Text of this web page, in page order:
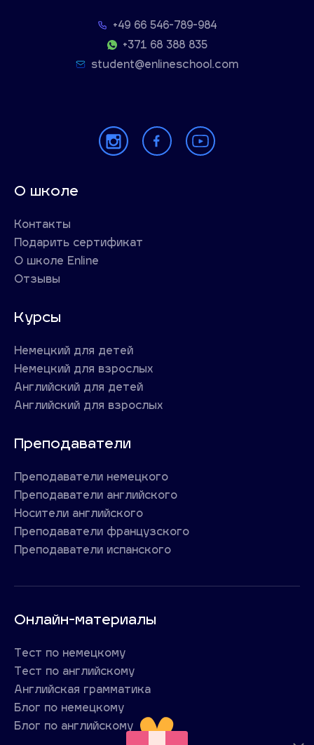
+49 66 546-789-984
+371 68 388 835
student@enlineschool.com
О школе
Контакты
Подарить сертификат
О школе Enline
Отзывы
Курсы
Немецкий для детей
Немецкий для взрослых
Английский для детей
Английский для взрослых
Преподаватели
Преподаватели немецкого
Преподаватели английского
Носители английского
Преподаватели французского
Преподаватели испанского
Онлайн-материалы
Тест по немецкому
Тест по английскому
Английская грамматика
Блог по немецкому
Блог по английскому